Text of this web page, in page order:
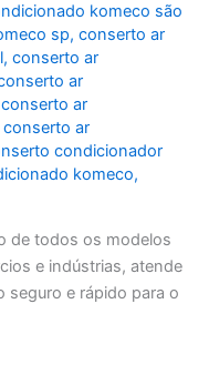
komeco são
sp,conserto ar
,conserto ar
ar
conserto ar
conserto ar
condicionador
komeco,
de todos os modelos
e indústrias, atende
seguro e rápido para o